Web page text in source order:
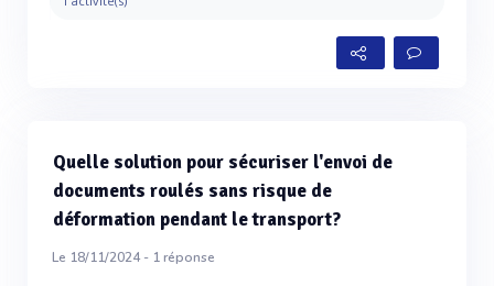
Quelle solution pour sécuriser l'envoi de
documents roulés sans risque de
déformation pendant le transport?
Le 18/11/2024 - 1réponse